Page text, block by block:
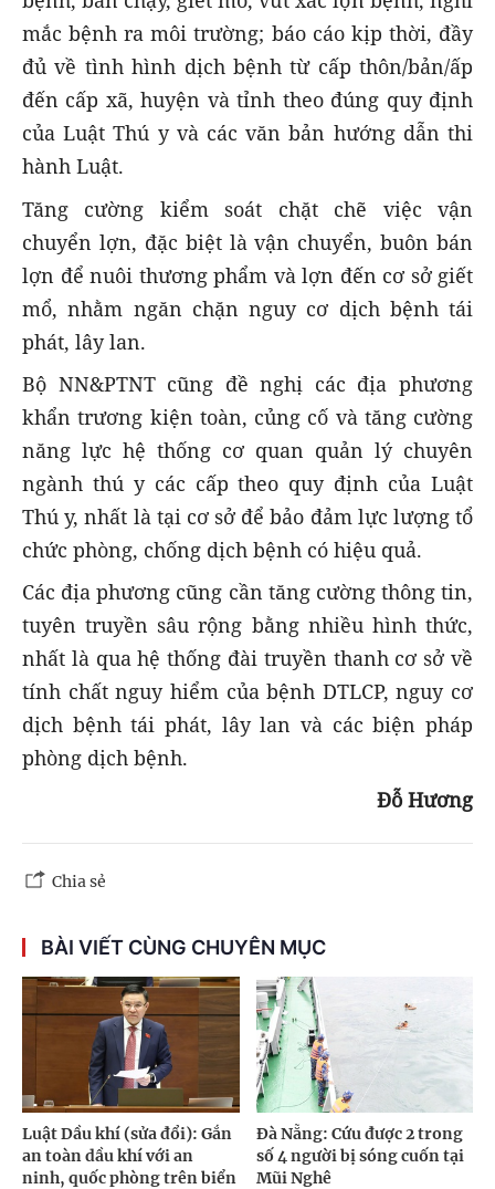
mắc bệnh ra môi trường; báo cáo kịp thời, đầy
đủ về tình hình dịch bệnh từ cấp thôn/bản/ấp
đến cấp xã, huyện và tỉnh theo đúng quy định
của Luật Thú y và các văn bản hướng dẫn thi
hành Luật.
Tăng cường kiểm soát chặt chẽ việc vận
chuyển lợn, đặc biệt là vận chuyển, buôn bán
lợn để nuôi thương phẩm và lợn đến cơ sở giết
mổ, nhằm ngăn chặn nguy cơ dịch bệnh tái
phát, lây lan.
Bộ NN&PTNT cũng đề nghị các địa phương
khẩn trương kiện toàn, củng cố và tăng cường
năng lực hệ thống cơ quan quản lý chuyên
ngành thú y các cấp theo quy định của Luật
Thú y, nhất là tại cơ sở để bảo đảm lực lượng tổ
chức phòng, chống dịch bệnh có hiệu quả.
Các địa phương cũng cần tăng cường thông tin,
tuyên truyền sâu rộng bằng nhiều hình thức,
nhất là qua hệ thống đài truyền thanh cơ sở về
tính chất nguy hiểm của bệnh DTLCP, nguy cơ
dịch bệnh tái phát, lây lan và các biện pháp
phòng dịch bệnh.
Đỗ Hương
Chia sẻ
BÀI VIẾT CÙNG CHUYÊN MỤC
Luật Dầu khí (sửa đổi): Gắn
an toàn dầu khí với an
ninh, quốc phòng trên biển
Đà Nẵng: Cứu được 2 trong
số 4 người bị sóng cuốn tại
Mũi Nghê